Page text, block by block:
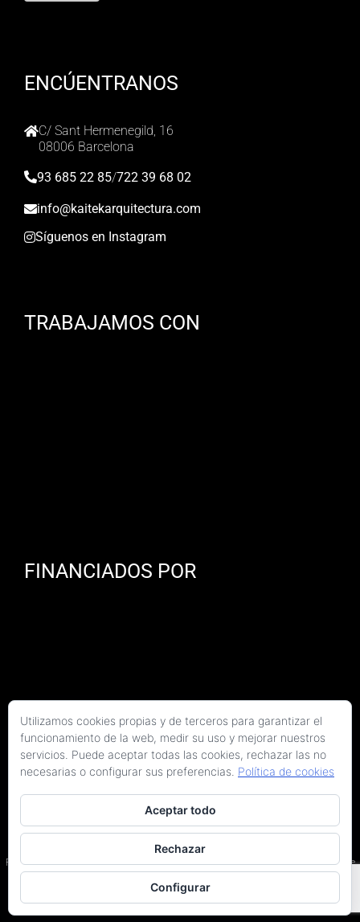
ENCÚENTRANOS
C/ Sant Hermenegild, 16
08006 Barcelona
93 685 22 85/722 39 68 02
info@kaitekarquitectura.com
Síguenos en Instagram
TRABAJAMOS CON
FINANCIADOS POR
Copyright 2026 Kaitek Servicios Tecnicos para la Construcción S.L.P. | Todos los
derechos reservados
Programa Kit Digital cofinanciado por los fondos Next Generation (EU) del Plan de
Recuperación, Transformación y Resiliencia.
Política de privacidad
Arquitectos en Barcelona
Utilizamos cookies propias y de terceros para garantizar el
funcionamiento de la web, medir su uso y mejorar nuestros
servicios. Puede aceptar todas las cookies, rechazar las no
necesarias o configurar sus preferencias. Política de cookies
Aceptar todo
Rechazar
Configurar